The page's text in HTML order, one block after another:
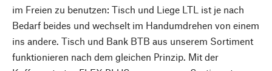
im Freien zu benutzen: Tisch und Liege LTL ist je nach
Bedarf beides und wechselt im Handumdrehen von einem
ins andere. Tisch und Bank BTB aus unserem Sortiment
funktionieren nach dem gleichen Prinzip. Mit der